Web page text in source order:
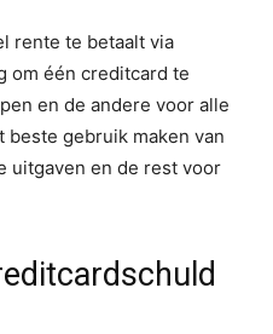
rente te betaalt via
om één creditcard te
en de andere voor alle
beste gebruik maken van
uitgaven en de rest voor